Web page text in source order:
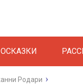
Родари